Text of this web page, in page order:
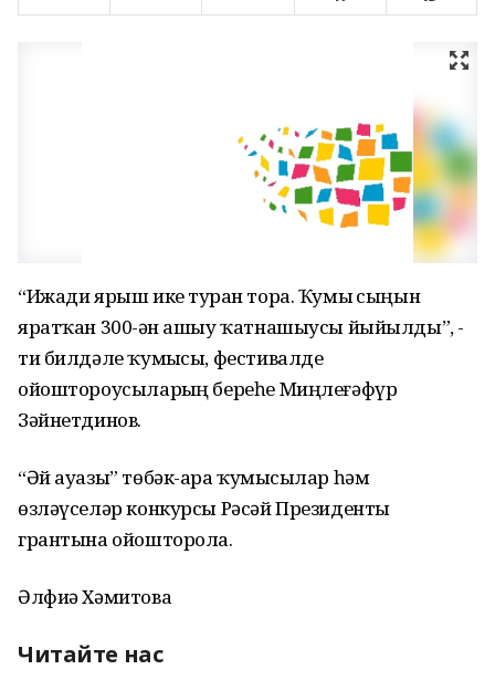
“Ижади ярыш ике турҙан тора. Ҡумыҙ сыңын
яратҡан 300-ҙән ашыу ҡатнашыусы йыйылды”, -
ти билдәле ҡумыҙсы, фестивалде
ойоштороусыларҙың береһе Миңлеғәфүр
Зәйнетдинов.
“Әй ауазы” төбәк-ара ҡумыҙсылар һәм
өзләүселәр конкурсы Рәсәй Президенты
грантына ойошторола.
Әлфиә Хәмитова
Читайте нас